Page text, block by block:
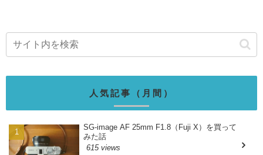
人気記事（月間）
SG-image AF 25mm F1.8（Fuji X）を買って
みた話
615 views